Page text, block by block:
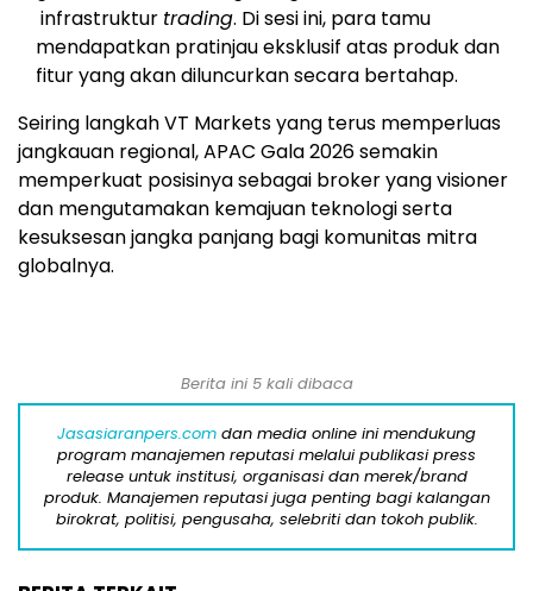
infrastruktur trading. Di sesi ini, para tamu
mendapatkan pratinjau eksklusif atas produk dan
fitur yang akan diluncurkan secara bertahap.
Seiring langkah VT Markets yang terus memperluas
jangkauan regional, APAC Gala 2026 semakin
memperkuat posisinya sebagai broker yang visioner
dan mengutamakan kemajuan teknologi serta
kesuksesan jangka panjang bagi komunitas mitra
globalnya.
Berita ini 5 kali dibaca
Jasasiaranpers.com dan media online ini mendukung
program manajemen reputasi melalui publikasi press
release untuk institusi, organisasi dan merek/brand
produk. Manajemen reputasi juga penting bagi kalangan
birokrat, politisi, pengusaha, selebriti dan tokoh publik.